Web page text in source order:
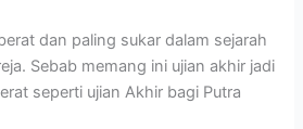
dan paling sukar dalam sejarah
Sebab memang ini ujian akhir jadi
seperti ujian Akhir bagi Putra